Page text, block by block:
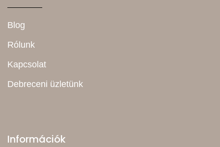
Blog
Rólunk
Kapcsolat
Debreceni üzletünk
Információk